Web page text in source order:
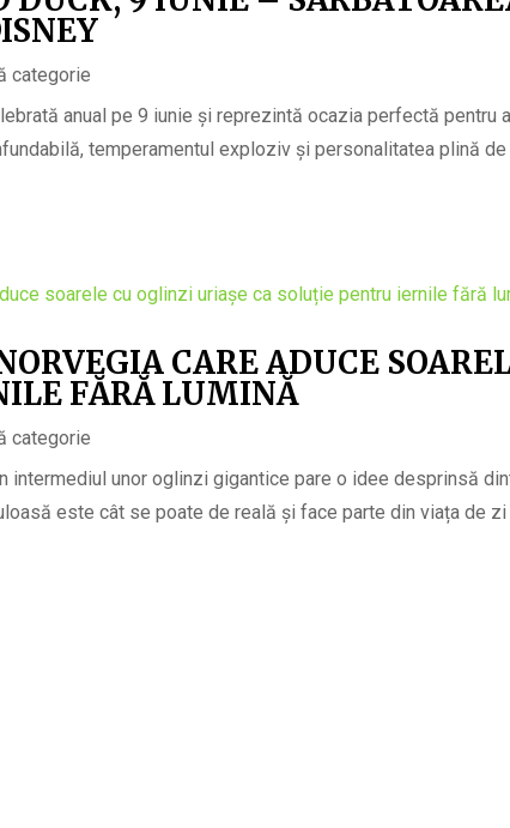
categorie
anual pe 9 iunie și reprezintă ocazia perfectă
temperamentul exploziv și personalitatea plină de
CARE ADUCE
FĂRĂ LUMINĂ
categorie
intermediul unor oglinzi gigantice pare o idee desprinsă
este cât se poate de reală și face parte din viața de zi